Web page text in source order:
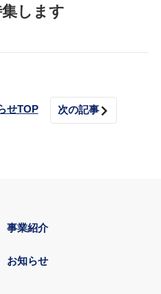
します
せTOP 次の記事
事業紹介
お知らせ